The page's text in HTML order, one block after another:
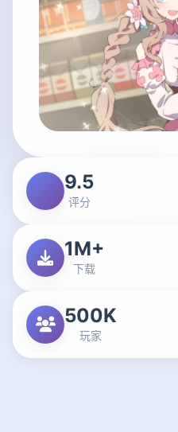
9.5
评分
1M+
下载
500K
玩家